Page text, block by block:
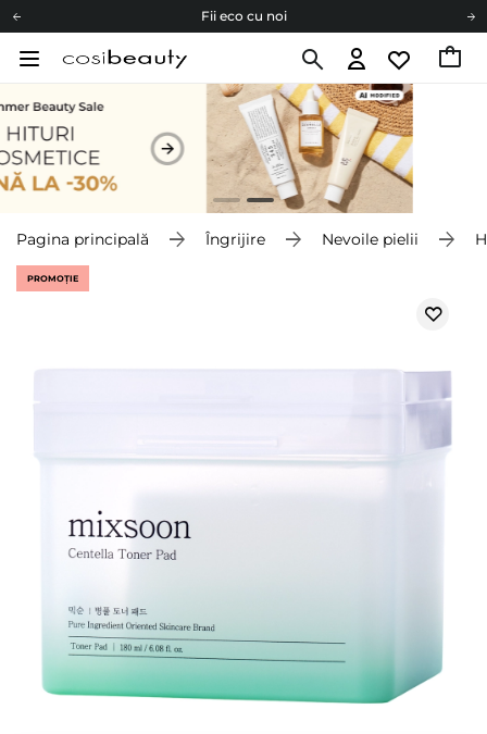
Fii eco cu noi
Fii eco cu noi
Pagina principală Îngrijire Nevoile pielii
PROMOȚIE